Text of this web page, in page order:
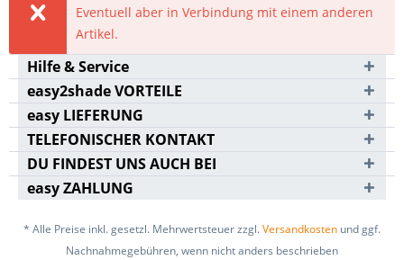
Eventuell aber in Verbindung mit einem anderen
Artikel.
Hilfe & Service
easy2shade VORTEILE
easy LIEFERUNG
TELEFONISCHER KONTAKT
DU FINDEST UNS AUCH BEI
easy ZAHLUNG
* Alle Preise inkl. gesetzl. Mehrwertsteuer zzgl.Versandkosten und ggf.
Nachnahmegebühren, wenn nicht anders beschrieben